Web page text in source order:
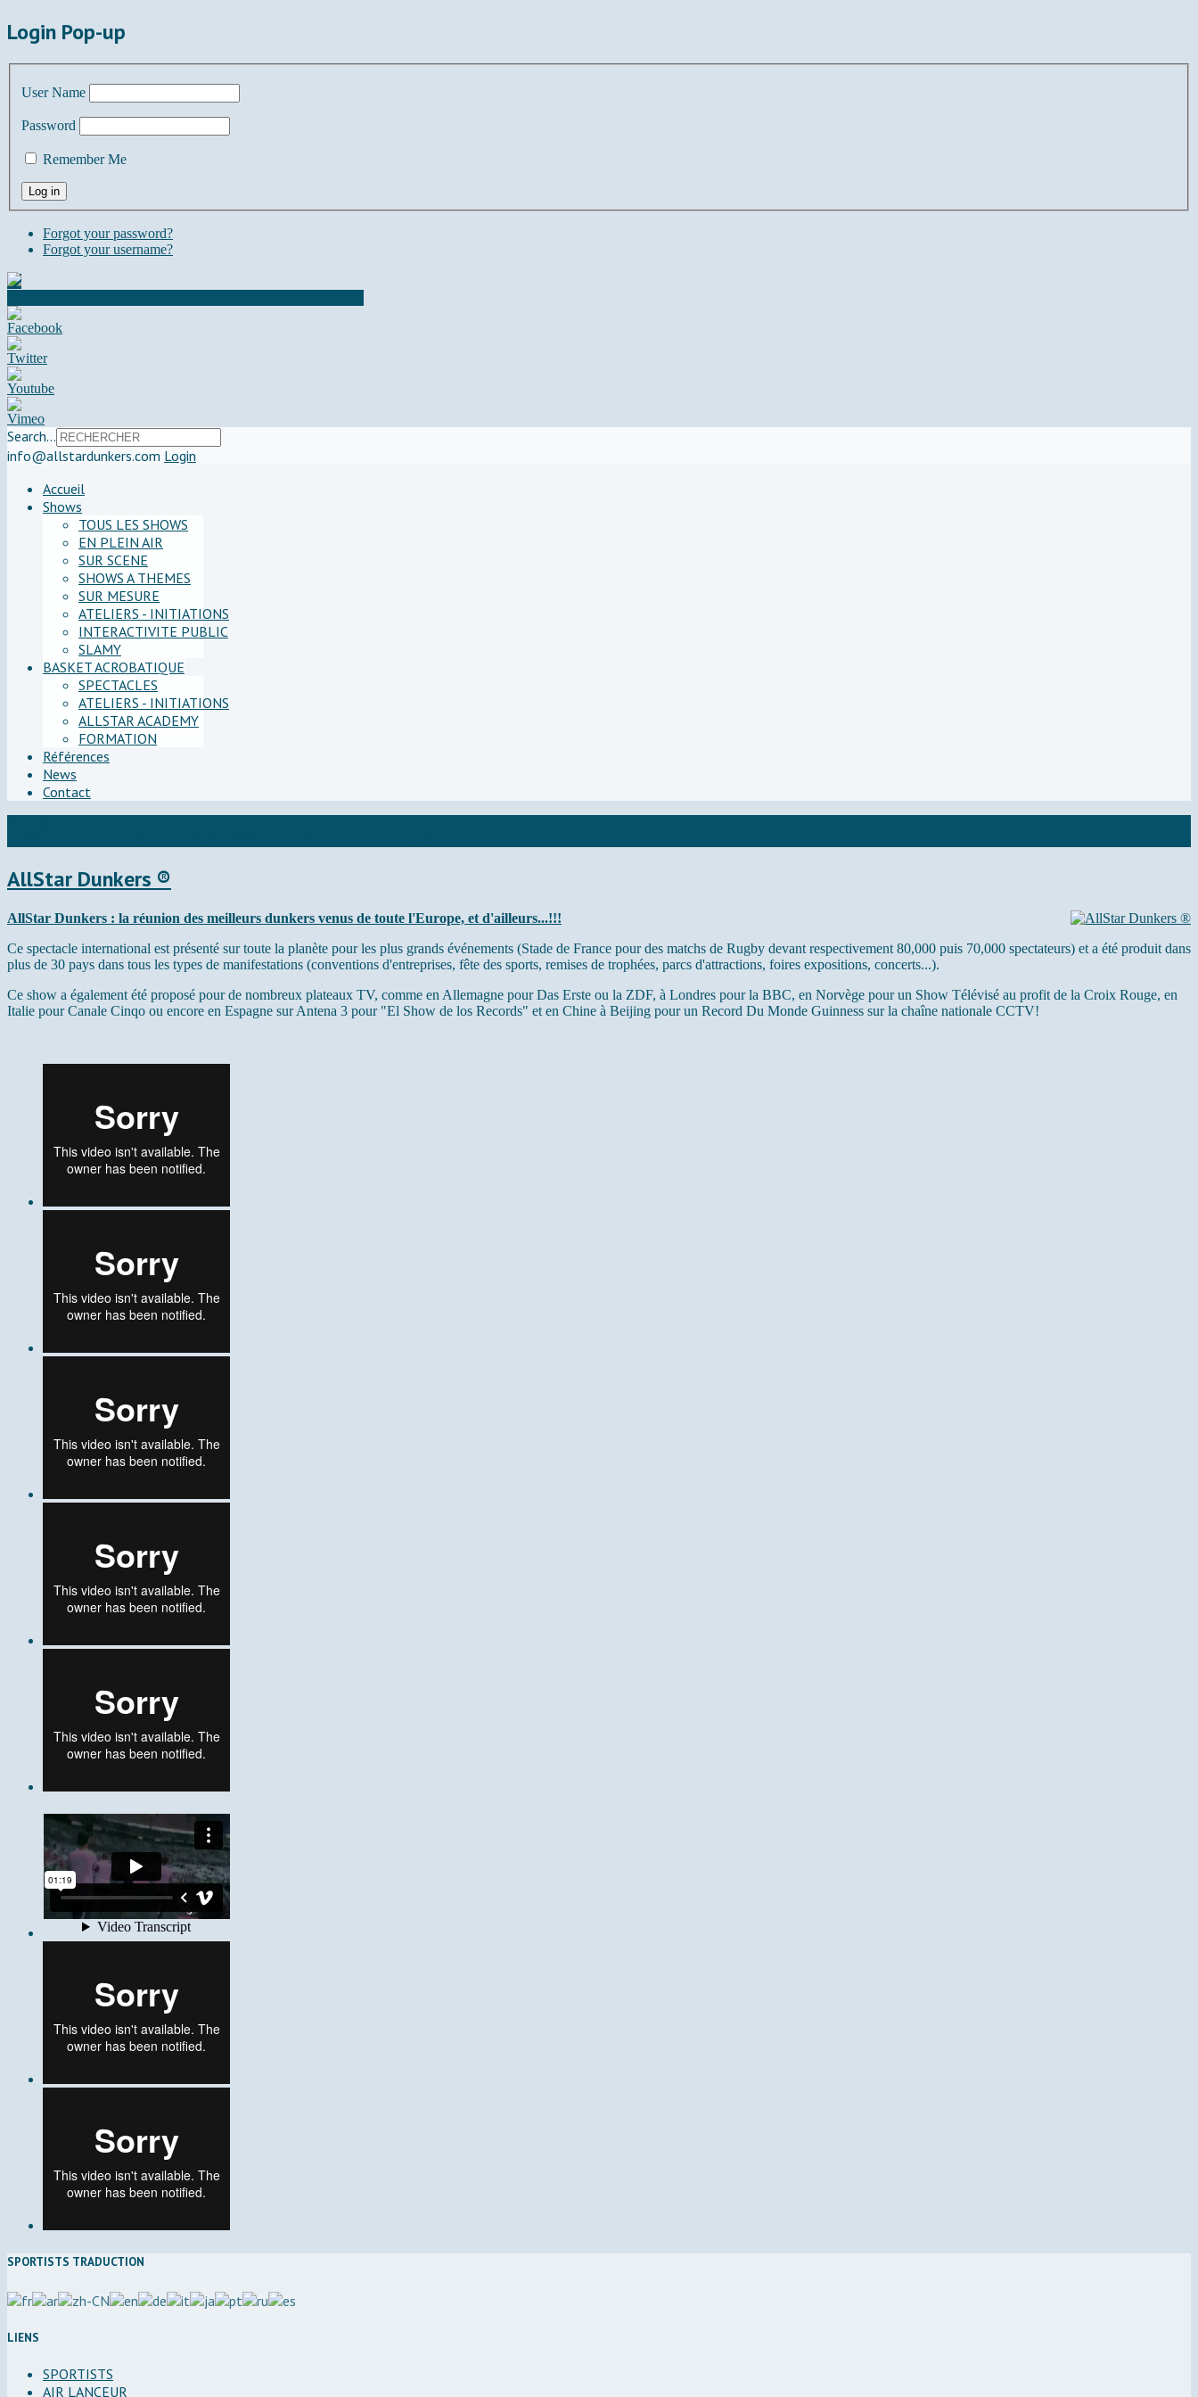
Login Pop-up
User Name
Password
Remember Me
Forgot your password?
Forgot your username?
Search...
info@allstardunkers.com Login
Accueil
Shows
TOUS LES SHOWS
EN PLEIN AIR
SUR SCENE
SHOWS A THEMES
SUR MESURE
ATELIERS - INITIATIONS
INTERACTIVITE PUBLIC
SLAMY
BASKET ACROBATIQUE
SPECTACLES
ATELIERS - INITIATIONS
ALLSTAR ACADEMY
FORMATION
Références
News
Contact
AllStar Dunkers ®
AllStar Dunkers : la réunion des meilleurs dunkers venus de toute l'Europe, et d'ailleurs...!!!
Ce spectacle international est présenté sur toute la planète pour les plus grands événements (Stade de France pour des matchs de Rugby devant respectivement 80,000 puis 70,000 spectateurs) et a été produit dans
plus de 30 pays dans tous les types de manifestations (conventions d'entreprises, fête des sports, remises de trophées, parcs d'attractions, foires expositions, concerts...).
Ce show a également été proposé pour de nombreux plateaux TV, comme en Allemagne pour Das Erste ou la ZDF, à Londres pour la BBC, en Norvège pour un Show Télévisé au profit de la Croix Rouge, en
Italie pour Canale Cinqo ou encore en Espagne sur Antena 3 pour "El Show de los Records" et en Chine à Beijing pour un Record Du Monde Guinness sur la chaîne nationale CCTV!
SPORTISTS TRADUCTION
LIENS
SPORTISTS
AIR LANCEUR